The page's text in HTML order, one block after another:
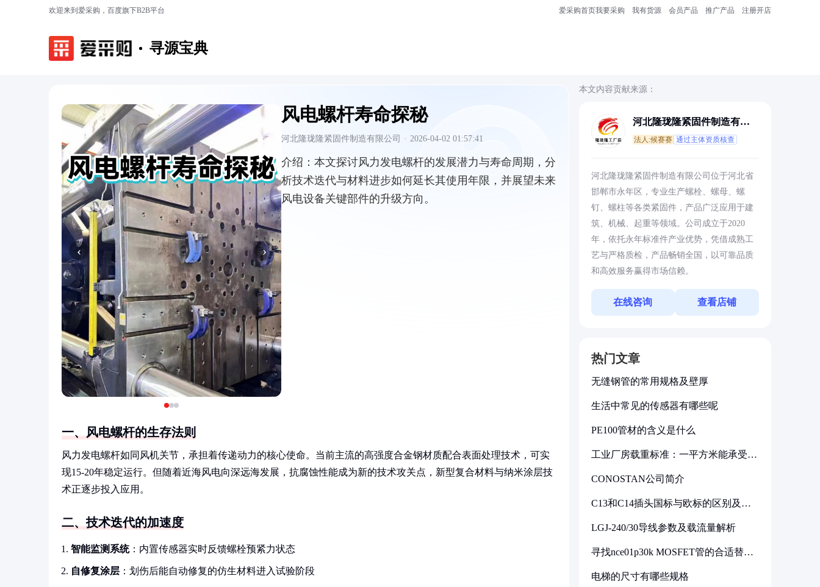
欢迎来到爱采购，百度旗下B2B平台 爱采购首页我要采购 我有货源 会员产品 推广产品 注册开店
寻源宝典
‹ ›
风电螺杆寿命探秘
河北隆珑隆紧固件制造有限公司 · 2026-04-02 01:57:41
介绍： 本文探讨风力发电螺杆的发展潜力与寿命周期，分
析技术迭代与材料进步如何延长其使用年限，并展望未来
风电设备关键部件的升级方向。
一、风电螺杆的生存法则
风力发电螺杆如同风机关节，承担着传递动力的核心使命。当前主流的高强度合金钢材质配合表面处理技术，可实
现15-20年稳定运行。但随着近海风电向深远海发展，抗腐蚀性能成为新的技术攻关点，新型复合材料与纳米涂层技
术正逐步投入应用。
二、技术迭代的加速度
智能监测系统：内置传感器实时反馈螺栓预紧力状态
自修复涂层 ：划伤后能自动修复的仿生材料进入试验阶段
本文内容贡献来源：
河北隆珑隆紧固件制造有限
法人:候赛赛 通过主体资质核查
河北隆珑隆紧固件制造有限公司位于河北省
邯郸市永年区，专业生产螺栓、螺母、螺
钉、螺柱等各类紧固件，产品广泛应用于建
筑、机械、起重等领域。公司成立于2020
年，依托永年标准件产业优势，凭借成熟工
艺与严格质检，产品畅销全国，以可靠品质
和高效服务赢得市场信赖。
在线咨询 查看店铺
热门文章
无缝钢管的常用规格及壁厚
生活中常见的传感器有哪些呢
PE100管材的含义是什么
工业厂房载重标准：一平方米能承受多
CONOSTAN公司简介
C13和C14插头国标与欧标的区别及其
LGJ-240/30导线参数及载流量解析
寻找nce01p30k MOSFET管的合适替代
电梯的尺寸有哪些规格